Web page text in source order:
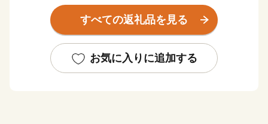
※特典商品の送付は、松島町外にお住まいの方に限らさ
せていただきます。
※寄附につきましては、年度内の回数制限は現在設けて
すべての返礼品を見る
お気に入りに追加する